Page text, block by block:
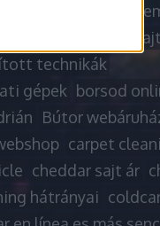
über effizientes
billenő
technikák
gépek borsod
Bútor
carpet
cheddar sajt ár
hátrányai